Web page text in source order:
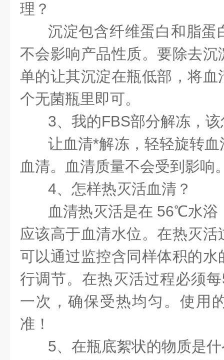
理？
沉淀包含纤维蛋白和脂蛋
不会影响产品性质。要除去
单的让其沉淀在瓶低部，将
个无菌瓶里即可。
3、我的FBS部分解冻，
让血清*解冻，轻轻旋转
血清。血清质量不会受到影响
4、怎样热灭活血清？
血清热灭活是在 56℃水浴
应该高于血清水位。在热灭
可以通过监控含同样体积的
行调节。在热灭活过程必须
一次，确保受热均匀。使用
准！
5、在瓶底絮状的物质是